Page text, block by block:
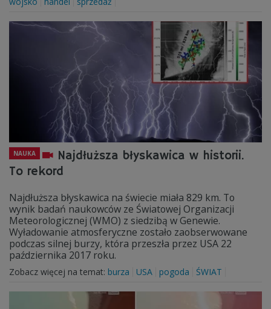
NAUKA
Najdłuższa błyskawica w historii.
To rekord
Najdłuższa błyskawica na świecie miała 829 km. To
wynik badań naukowców ze Światowej Organizacji
Meteorologicznej (WMO) z siedzibą w Genewie.
Wyładowanie atmosferyczne zostało zaobserwowane
podczas silnej burzy, która przeszła przez USA 22
października 2017 roku.
Zobacz więcej na temat: burza USA pogoda ŚWIAT